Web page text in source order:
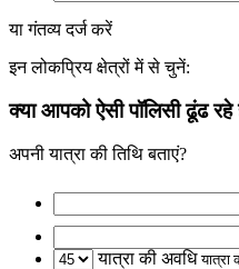
या गंतव्य दर्ज करें
इन लोकप्रिय क्षेत्रों में से चुनें:
क्या आपको ऐसी पॉलिसी ढूंढ
अपनी यात्रा की तिथि बताएं?
यात्रा की अवधि यात्रा